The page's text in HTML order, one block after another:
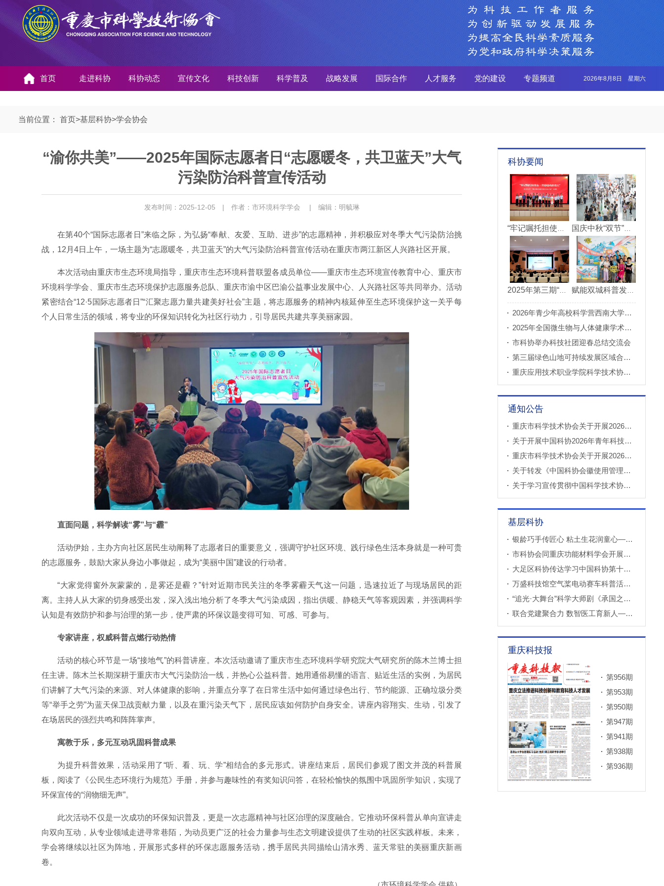
首页 走进科协 科协动态 宣传文化 科技创新 科学普及 战略发展 国际合作 人才服务 党的建设 专题频道 2026年8月8日 星期六
当前位置： 首页>基层科协>学会协会
“渝你共美”——2025年国际志愿者日“志愿暖冬，共卫蓝天”大气
污染防治科普宣传活动
发布时间：2025-12-05 | 作者：市环境科学学会 | 编辑：明毓琳
在第40个“国际志愿者日”来临之际，为弘扬“奉献、友爱、互助、进步”的志愿精神，并积极应对冬季大气污染防治挑
战，12月4日上午，一场主题为“志愿暖冬，共卫蓝天”的大气污染防治科普宣传活动在重庆市两江新区人兴路社区开展。
本次活动由重庆市生态环境局指导，重庆市生态环境科普联盟各成员单位——重庆市生态环境宣传教育中心、重庆市
环境科学学会、重庆市生态环境保护志愿服务总队、重庆市渝中区巴渝公益事业发展中心、人兴路社区等共同举办。活动
紧密结合“12·5国际志愿者日”“汇聚志愿力量共建美好社会”主题，将志愿服务的精神内核延伸至生态环境保护这一关乎每
个人日常生活的领域，将专业的环保知识转化为社区行动力，引导居民共建共享美丽家园。
直面问题，科学解读“雾”与“霾”
活动伊始，主办方向社区居民生动阐释了志愿者日的重要意义，强调守护社区环境、践行绿色生活本身就是一种可贵
的志愿服务，鼓励大家从身边小事做起，成为“美丽中国”建设的行动者。
“大家觉得窗外灰蒙蒙的，是雾还是霾？”针对近期市民关注的冬季雾霾天气这一问题，迅速拉近了与现场居民的距
离。主持人从大家的切身感受出发，深入浅出地分析了冬季大气污染成因，指出供暖、静稳天气等客观因素，并强调科学
认知是有效防护和参与治理的第一步，使严肃的环保议题变得可知、可感、可参与。
专家讲座，权威科普点燃行动热情
活动的核心环节是一场“接地气”的科普讲座。本次活动邀请了重庆市生态环境科学研究院大气研究所的陈木兰博士担
任主讲。陈木兰长期深耕于重庆市大气污染防治一线，并热心公益科普。她用通俗易懂的语言、贴近生活的实例，为居民
们讲解了大气污染的来源、对人体健康的影响，并重点分享了在日常生活中如何通过绿色出行、节约能源、正确垃圾分类
等“举手之劳”为蓝天保卫战贡献力量，以及在重污染天气下，居民应该如何防护自身安全。讲座内容翔实、生动，引发了
在场居民的强烈共鸣和阵阵掌声。
寓教于乐，多元互动巩固科普成果
为提升科普效果，活动采用了“听、看、玩、学”相结合的多元形式。讲座结束后，居民们参观了图文并茂的科普展
板，阅读了《公民生态环境行为规范》手册，并参与趣味性的有奖知识问答，在轻松愉快的氛围中巩固所学知识，实现了
环保宣传的“润物细无声”。
此次活动不仅是一次成功的环保知识普及，更是一次志愿精神与社区治理的深度融合。它推动环保科普从单向宣讲走
向双向互动，从专业领域走进寻常巷陌，为动员更广泛的社会力量参与生态文明建设提供了生动的社区实践样板。未来，
学会将继续以社区为阵地，开展形式多样的环保志愿服务活动，携手居民共同描绘山清水秀、蓝天常驻的美丽重庆新画
卷。
科协要闻
2026年青少年高校科学营西南大学分营正式开营
2025年全国微生物与人体健康学术论坛在重庆召开
市科协举办科技社团迎春总结交流会
第三届绿色山地可持续发展区域合作国际论坛成功举办
重庆应用技术职业学院科学技术协会正式成立
通知公告
重庆市科学技术协会关于开展2026年科普创新实验室建设项目申报工作的通知
关于开展中国科协2026年青年科技人才培育工程工程师专项计划推荐工作的通知
重庆市科学技术协会关于开展2026年科技小院申报推荐工作的通知
关于转发《中国科协会徽使用管理规定》的通知
关于学习宣传贯彻中国科学技术协会第十一次全国代表大会精神的通知
基层科协
银龄巧手传匠心 粘土生花润童心——万盛经开区老科协走进建设社区开展创意粘土手工课
市科协会同重庆功能材料学会开展调研
大足区科协传达学习中国科协第十一次全国代表大会精神
万盛科技馆空气桨电动赛车科普活动进社区
“追光·大舞台”科学大师剧《承国之书》云阳、巫溪巡演成功
联合党建聚合力 数智医工育新人——重庆西部数智医疗研究院开展庆“七一”联合主题党（团）日暨正确政绩观专题学习交流活动
重庆科技报
第956期
第953期
第950期
第947期
第941期
第938期
第936期